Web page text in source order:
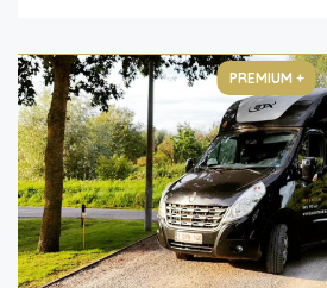
PREMIUM +